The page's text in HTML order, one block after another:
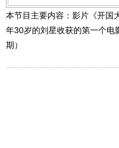
本节目主要内容：影片《开国
年30岁的刘星收获的第一个电
期）